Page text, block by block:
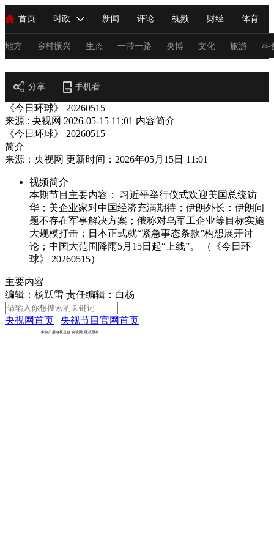
首页 时政 新闻 评论 视频 财经 体育
人民领袖习近平 联播+ 中国领导人 央视快评 习式妙语
直播 栏目大全 节目单 听音 微视频 主持人
海外频道 iPanda English Монгол
地方 乡村振兴 生态 一带一路 央博 文化 旅游 科
总台春晚 网络春晚
新闻 国内 国际
人民领袖习近平 联播+ 热解读 天天学习
视频 小央视频 小央直播 直播中国 熊猫频道
现场 前线 比划 快看 蓝海中国 新兵请入列
体育 直播 竞猜 2026年世界杯 2026年冬奥会
VIP会员 CCTV奥林匹克频道
财经 教育 乡村振兴
大国智造 大国展会 大国保险
分享 手机看
《今日环球》 20260515
来源 : 央视网 2026-05-15 11:01 内容简介
《今日环球》 20260515
简介
来源：央视网 更新时间：2026年05月15日 11:01
视频简介
本期节目主要内容： 习近平举行仪式欢迎美国总统访
华；美企业家对中国经济充满期待；伊朗外长：伊朗问
题不存在军事解决方案；俄称对乌军工企业等目标实施
大规模打击；日本正式就“紧急事态条款”构想展开讨
论；中国大范围降雨5月15日起“上线”。 （《今日环
球》 20260515）
主要内容
编辑：杨跃雷 责任编辑：白杨
央视网首页 | 央视节目官网首页
中央广播电视总台 央视网 版权所有